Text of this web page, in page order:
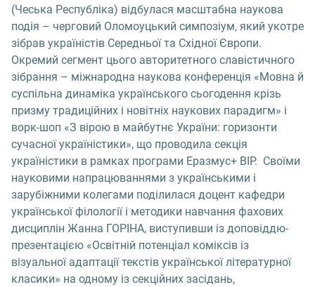
(Чеська Республіка) відбулася масштабна наукова
подія – черговий Оломоуцький симпозіум, який укотре
зібрав україністів Середньої та Східної Європи.
Окремий сегмент цього авторитетного славістичного
зібрання – міжнародна наукова конференція «Мовна й
суспільна динаміка українського сьогодення крізь
призму традиційних і новітніх наукових парадигм» і
ворк-шоп «З вірою в майбутнє України: горизонти
сучасної україністики», що проводила секція
україністики в рамках програми Еразмус+ BIP. Своїми
науковими напрацюваннями з українськими і
зарубіжними колегами поділилася доцент кафедри
української філології і методики навчання фахових
дисциплін Жанна ГОРІНА, виступивши із доповіддю-
презентацією «Освітній потенціал коміксів із
візуальної адаптації текстів української літературної
класики» на одному із секційних засідань,